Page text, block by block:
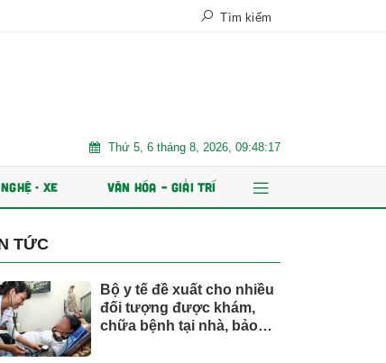
Tìm kiếm
Trăm năm chợ Tân Định AI và dữ liệu định
Thứ 5, 6 tháng 8, 2026, 09:48:18
- XE VĂN HÓA – GIẢI TRÍ
TỨC
Bộ y tế đề xuất cho nhiều
đối tượng được khám,
chữa bệnh tại nhà, bảo